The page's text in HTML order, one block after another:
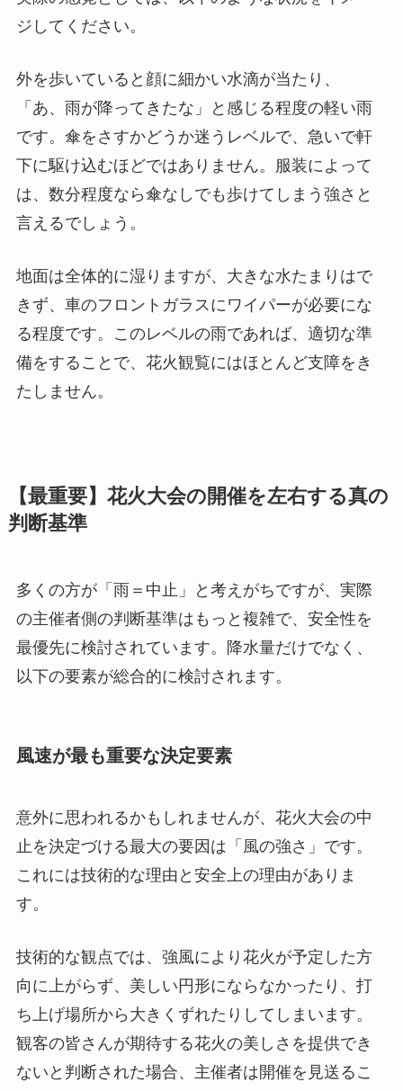
ジしてください。
外を歩いていると顔に細かい水滴が当たり、
「あ、雨が降ってきたな」と感じる程度の軽い雨
です。傘をさすかどうか迷うレベルで、急いで軒
下に駆け込むほどではありません。服装によって
は、数分程度なら傘なしでも歩けてしまう強さと
言えるでしょう。
地面は全体的に湿りますが、大きな水たまりはで
きず、車のフロントガラスにワイパーが必要にな
る程度です。このレベルの雨であれば、適切な準
備をすることで、花火観覧にはほとんど支障をき
たしません。
【最重要】花火大会の開催を左右する真の
判断基準
多くの方が「雨＝中止」と考えがちですが、実際
の主催者側の判断基準はもっと複雑で、安全性を
最優先に検討されています。降水量だけでなく、
以下の要素が総合的に検討されます。
風速が最も重要な決定要素
意外に思われるかもしれませんが、花火大会の中
止を決定づける最大の要因は「風の強さ」です。
これには技術的な理由と安全上の理由がありま
す。
技術的な観点では、強風により花火が予定した方
向に上がらず、美しい円形にならなかったり、打
ち上げ場所から大きくずれたりしてしまいます。
観客の皆さんが期待する花火の美しさを提供でき
ないと判断された場合、主催者は開催を見送るこ